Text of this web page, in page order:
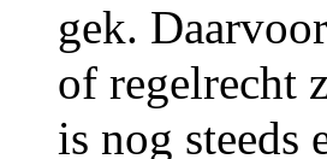
gek.
of regelrecht
is nog steeds